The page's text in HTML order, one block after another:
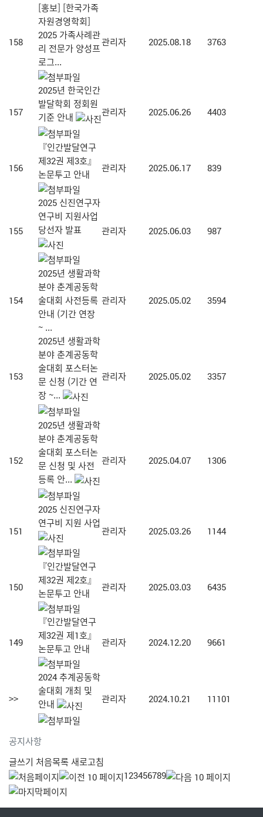
공지사항
158
[홍보] [한국가족
자원경영학회]
2025 가족사례관
리 전문가 양성프
로그...
관리자 2025.08.18 3763
157
2025년 한국인간
발달학회 정회원
기준 안내
관리자 2025.06.26 4403
156
『인간발달연구
제32권 제3호』
논문투고 안내
관리자 2025.06.17 839
155
2025 신진연구자
연구비 지원사업
당선자 발표
관리자 2025.06.03 987
154
2025년 생활과학
분야 춘계공동학
술대회 사전등록
안내 (기간 연장
~ ...
관리자 2025.05.02 3594
153
2025년 생활과학
분야 춘계공동학
술대회 포스터논
문 신청 (기간 연
장 ~...
관리자 2025.05.02 3357
152
2025년 생활과학
분야 춘계공동학
술대회 포스터논
문 신청 및 사전
등록 안...
관리자 2025.04.07 1306
151
2025 신진연구자
연구비 지원 사업
관리자 2025.03.26 1144
150
『인간발달연구
제32권 제2호』
논문투고 안내
관리자 2025.03.03 6435
149
『인간발달연구
제32권 제1호』
논문투고 안내
관리자 2024.12.20 9661
>>
2024 추계공동학
술대회 개최 및
안내
관리자 2024.10.21 11101
글쓰기 처음목록새로고침
123456789